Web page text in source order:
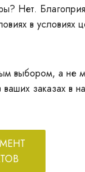
Нет.
в
выбором, а
заказах в